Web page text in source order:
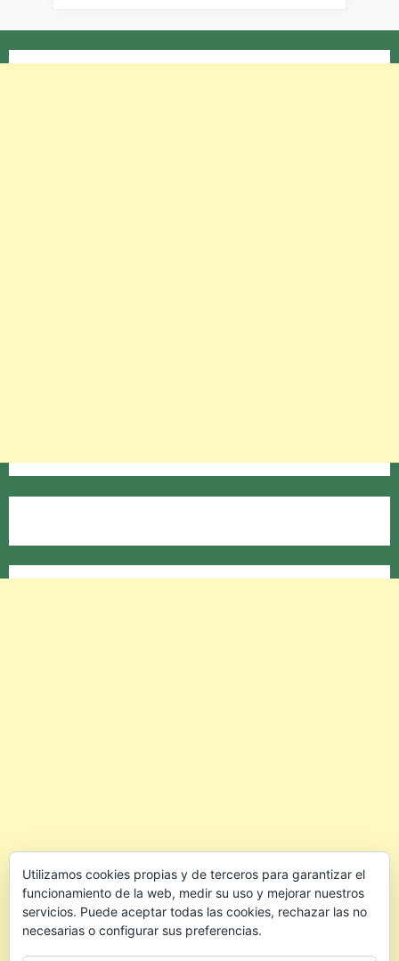
Utilizamos cookies propias y de terceros para garantizar el
funcionamiento de la web, medir su uso y mejorar nuestros
servicios. Puede aceptar todas las cookies, rechazar las no
necesarias o configurar sus preferencias.